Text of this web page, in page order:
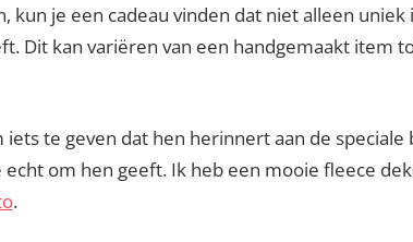
kun je een cadeau vinden dat niet alleen
Dit kan variëren van een handgemaakt item
iets te geven dat hen herinnert aan de
echt om hen geeft. Ik heb een mooie fleece
.